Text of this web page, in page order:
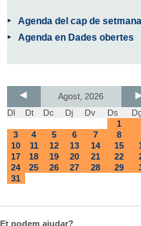
Agenda del cap de setmana
Agenda en Dades obertes
Agost, 2026
Dl
Dt Dc Dj Dv Ds
1
3
4 5 6 7 8
10
11 12 13 14 15
17
18 19 20 21 22
24
25 26 27 28 29
31
Et podem ajudar?